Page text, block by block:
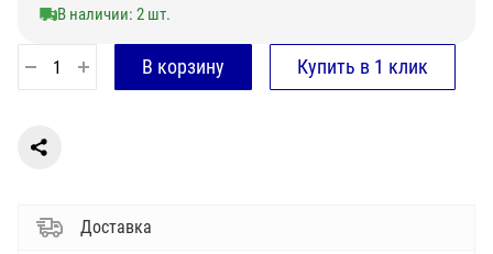
В наличии: 2 шт.
Доставка